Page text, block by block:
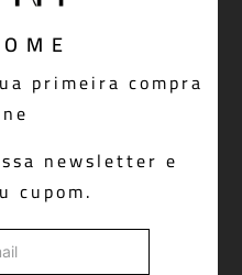
primeira compra
newsletter e
cupom.